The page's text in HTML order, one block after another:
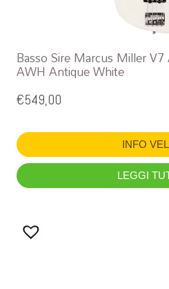
Basso Sire Marcus Miller
AWH Antique White
€549,00
INFO
LEGGI